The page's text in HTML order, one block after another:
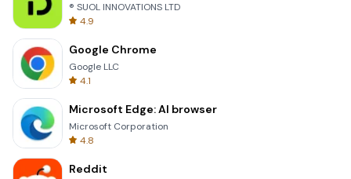
® SUOL INNOVATIONS LTD
4.9
Google Chrome
Google LLC
4.1
Microsoft Edge: AI browser
Microsoft Corporation
4.8
Reddit